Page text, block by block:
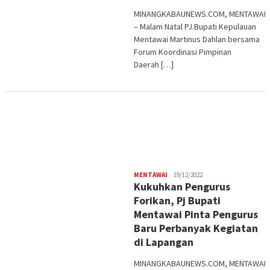
MINANGKABAUNEWS.COM, MENTAWAI
– Malam Natal PJ.Bupati Kepulauan
Mentawai Martinus Dahlan bersama
Forum Koordinasi Pimpinan
Daerah […]
MENTAWAI Redaksi
19/12/2022
Kukuhkan Pengurus
Forikan, Pj Bupati
Mentawai Pinta Pengurus
Baru Perbanyak Kegiatan
di Lapangan
MINANGKABAUNEWS.COM, MENTAWAI